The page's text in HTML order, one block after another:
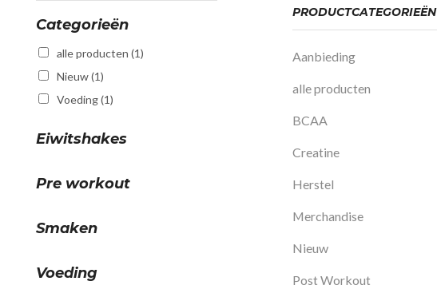
PRODUCTCATEGORIEËN
Aanbieding
alle producten
BCAA
Creatine
Herstel
Merchandise
Nieuw
Post Workout
Categorieën
alle producten (1)
Nieuw(1)
Voeding(1)
Eiwitshakes
Pre workout
Smaken
Voeding